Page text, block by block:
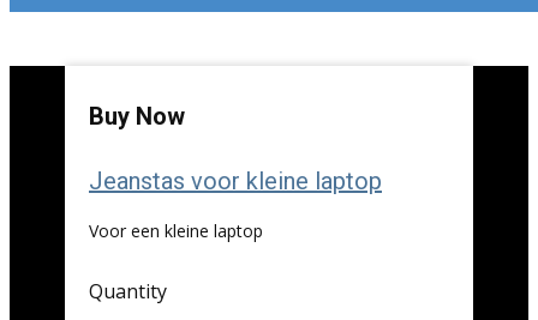
Buy Now
Jeanstas voor kleine laptop
Voor een kleine laptop
Quantity